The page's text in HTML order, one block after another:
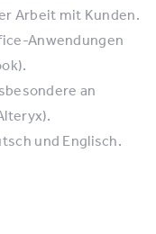
Arbeit mit Kunden.
Anwendungen
an
und Englisch.